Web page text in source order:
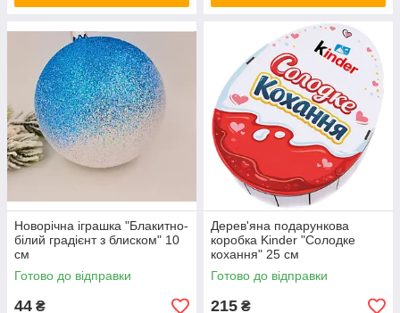
Новорічна іграшка "Блакитно-
білий градієнт з блиском" 10
см
Готово до відправки
44 ₴
Дерев'яна подарункова
коробка Kinder "Солодке
кохання" 25 см
Готово до відправки
215 ₴